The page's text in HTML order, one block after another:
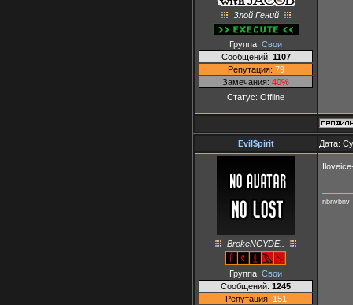
Злой Гений
Группа: Свои
Сообщений: 1107
Репутация: 79
Замечания: 40%
Статус: Offline
Evil$pirit Дата:
BrokeNCYDE..
Группа: Свои
Сообщений: 1245
Репутация: 151
nbnvbnv